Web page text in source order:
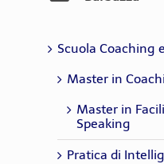
Mark
Emanuela
Del Pianto
Cristiana Melis
Scuola Coaching
Master in
Master in
Speaking
Pratica di